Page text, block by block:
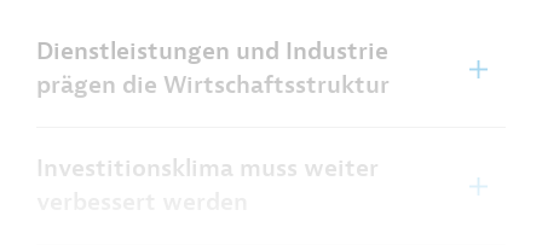
Dienstleistungen und Industrie
prägen die Wirtschaftsstruktur
Investitionsklima muss weiter